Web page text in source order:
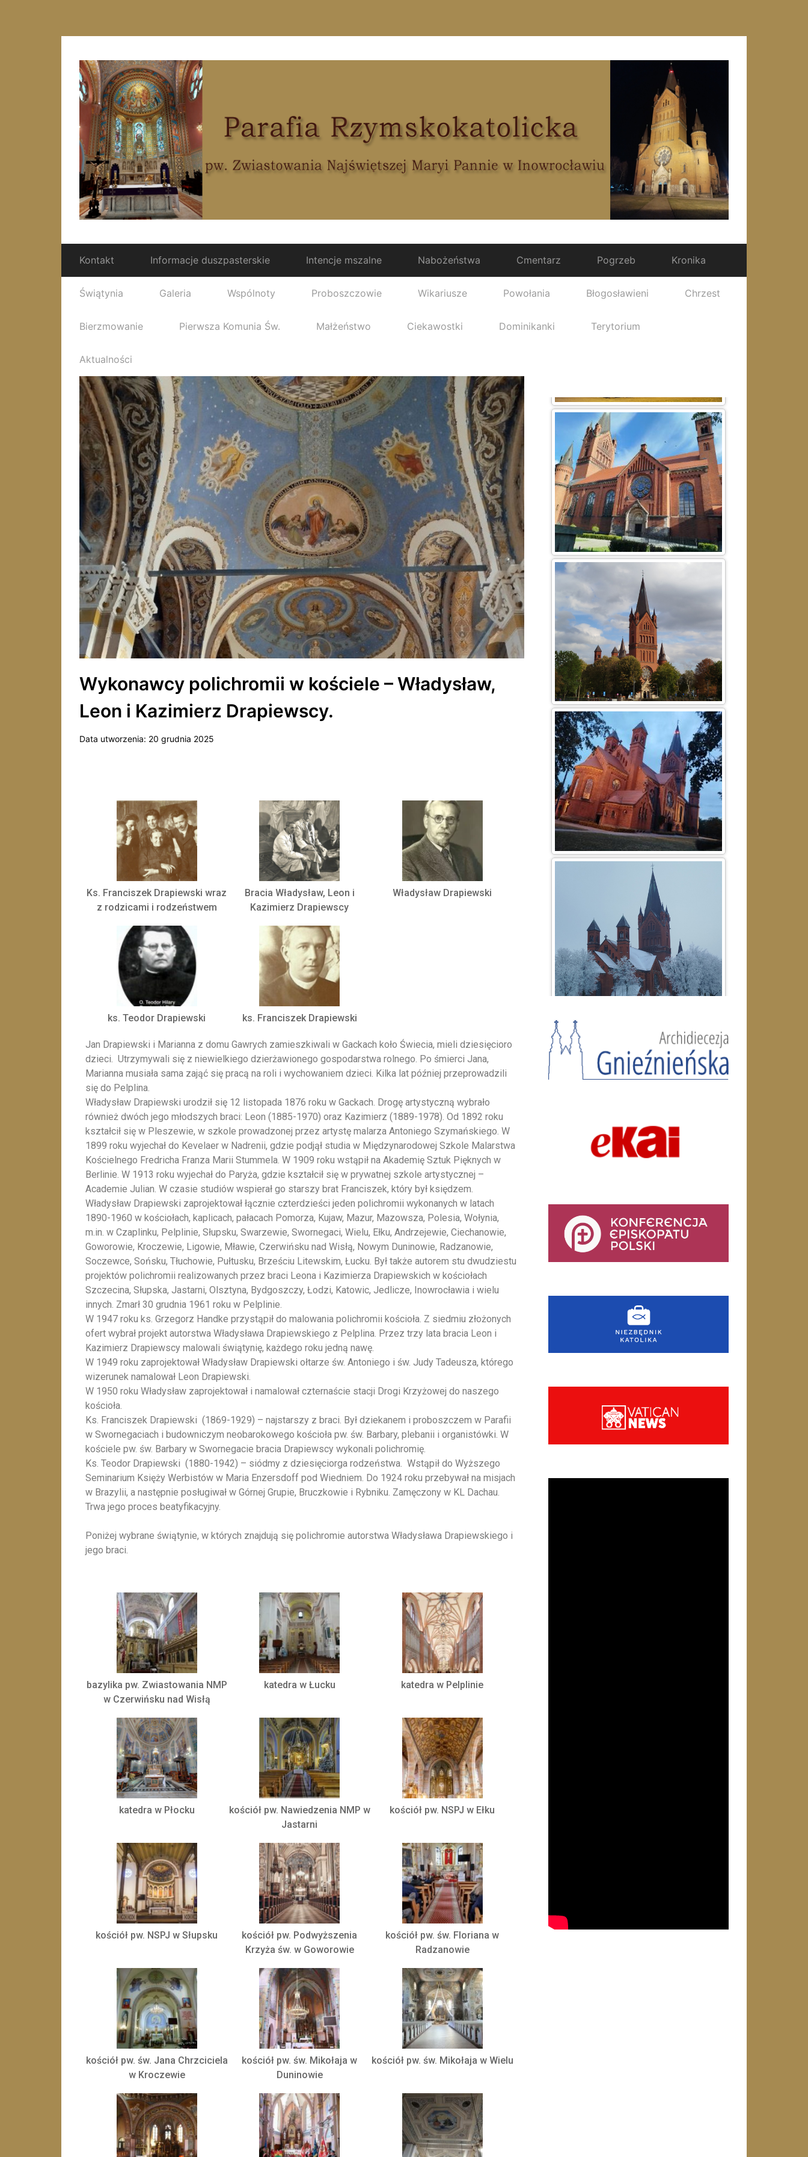
Kontakt Informacje duszpasterskie Intencje mszalne Nabożeństwa Cmentarz Pogrzeb Kronika
Świątynia Galeria Wspólnoty Proboszczowie Wikariusze Powołania Błogosławieni Chrzest
Bierzmowanie Pierwsza Komunia Św. Małżeństwo Ciekawostki Dominikanki Terytorium
Aktualności
Wykonawcy polichromii w kościele – Władysław,
Leon i Kazimierz Drapiewscy.
Data utworzenia: 20 grudnia 2025
Ks. Franciszek Drapiewski wraz
z rodzicami i rodzeństwem
Bracia Władysław, Leon i
Kazimierz Drapiewscy
Władysław Drapiewski
ks. Teodor Drapiewski ks. Franciszek Drapiewski
Jan Drapiewski i Marianna z domu Gawrych zamieszkiwali w Gackach koło Świecia, mieli dziesięcioro
dzieci. Utrzymywali się z niewielkiego dzierżawionego gospodarstwa rolnego. Po śmierci Jana,
Marianna musiała sama zająć się pracą na roli i wychowaniem dzieci. Kilka lat później przeprowadzili
się do Pelplina.
Władysław Drapiewski urodził się 12 listopada 1876 roku w Gackach. Drogę artystyczną wybrało
również dwóch jego młodszych braci: Leon (1885-1970) oraz Kazimierz (1889-1978). Od 1892 roku
kształcił się w Pleszewie, w szkole prowadzonej przez artystę malarza Antoniego Szymańskiego. W
1899 roku wyjechał do Kevelaer w Nadrenii, gdzie podjął studia w Międzynarodowej Szkole Malarstwa
Kościelnego Fredricha Franza Marii Stummela. W 1909 roku wstąpił na Akademię Sztuk Pięknych w
Berlinie. W 1913 roku wyjechał do Paryża, gdzie kształcił się w prywatnej szkole artystycznej –
Academie Julian. W czasie studiów wspierał go starszy brat Franciszek, który był księdzem.
Władysław Drapiewski zaprojektował łącznie czterdzieści jeden polichromii wykonanych w latach
1890-1960 w kościołach, kaplicach, pałacach Pomorza, Kujaw, Mazur, Mazowsza, Polesia, Wołynia,
m.in. w Czaplinku, Pelplinie, Słupsku, Swarzewie, Swornegaci, Wielu, Ełku, Andrzejewie, Ciechanowie,
Goworowie, Kroczewie, Ligowie, Mławie, Czerwińsku nad Wisłą, Nowym Duninowie, Radzanowie,
Soczewce, Sońsku, Tłuchowie, Pułtusku, Brześciu Litewskim, Łucku. Był także autorem stu dwudziestu
projektów polichromii realizowanych przez braci Leona i Kazimierza Drapiewskich w kościołach
Szczecina, Słupska, Jastarni, Olsztyna, Bydgoszczy, Łodzi, Katowic, Jedlicze, Inowrocławia i wielu
innych. Zmarł 30 grudnia 1961 roku w Pelplinie.
W 1947 roku ks. Grzegorz Handke przystąpił do malowania polichromii kościoła. Z siedmiu złożonych
ofert wybrał projekt autorstwa Władysława Drapiewskiego z Pelplina. Przez trzy lata bracia Leon i
Kazimierz Drapiewscy malowali świątynię, każdego roku jedną nawę.
W 1949 roku zaprojektował Władysław Drapiewski ołtarze św. Antoniego i św. Judy Tadeusza, którego
wizerunek namalował Leon Drapiewski.
W 1950 roku Władysław zaprojektował i namalował czternaście stacji Drogi Krzyżowej do naszego
kościoła.
Ks. Franciszek Drapiewski (1869-1929) – najstarszy z braci. Był dziekanem i proboszczem w Parafii
w Swornegaciach i budowniczym neobarokowego kościoła pw. św. Barbary, plebanii i organistówki. W
kościele pw. św. Barbary w Swornegacie bracia Drapiewscy wykonali polichromię.
Ks. Teodor Drapiewski (1880-1942) – siódmy z dziesięciorga rodzeństwa. Wstąpił do Wyższego
Seminarium Księży Werbistów w Maria Enzersdoff pod Wiedniem. Do 1924 roku przebywał na misjach
w Brazylii, a następnie posługiwał w Górnej Grupie, Bruczkowie i Rybniku. Zamęczony w KL Dachau.
Trwa jego proces beatyfikacyjny.
Poniżej wybrane świątynie, w których znajdują się polichromie autorstwa Władysława Drapiewskiego i
jego braci.
bazylika pw. Zwiastowania NMP
w Czerwińsku nad Wisłą
katedra w Łucku katedra w Pelplinie
katedra w Płocku
kościół pw. Nawiedzenia NMP w
Jastarni
kościół pw. NSPJ w Ełku
kościół pw. NSPJ w Słupsku
kościół pw. Podwyższenia
Krzyża św. w Goworowie
kościół pw. św. Floriana w
Radzanowie
kościół pw. św. Jana Chrzciciela
w Kroczewie
kościół pw. św. Mikołaja w
Duninowie
kościół pw. św. Mikołaja w Wielu